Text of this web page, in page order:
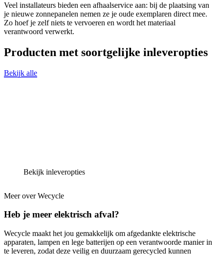
Veel installateurs bieden een afhaalservice aan: bij de plaatsing van
je nieuwe zonnepanelen nemen ze je oude exemplaren direct mee.
Zo hoef je zelf niets te vervoeren en wordt het materiaal
verantwoord verwerkt.
Producten met soortgelijke inleveropties
Bekijk alle
Bekijk inleveropties
Meer over Wecycle
Heb je meer elektrisch afval?
Wecycle maakt het jou gemakkelijk om afgedankte elektrische
apparaten, lampen en lege batterijen op een verantwoorde manier in
te leveren, zodat deze veilig en duurzaam gerecycled kunnen